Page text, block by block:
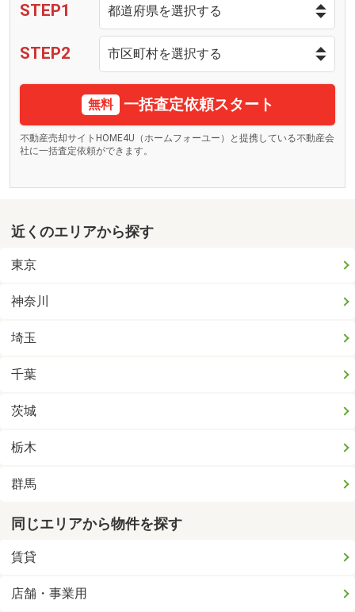
STEP1
STEP2
無料 一括査定依頼スタート
不動産売却サイトHOME4U（ホームフォーユー）と提携している不動産会
社に一括査定依頼ができます。
近くのエリアから探す
東京
神奈川
埼玉
千葉
茨城
栃木
群馬
同じエリアから物件を探す
賃貸
店舗・事業用